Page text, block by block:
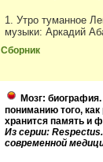
1. Утро туманное
музыки: Аркадий
Сборник
Мозг:
пониманию того,
хранится память и
Из серии:
современной